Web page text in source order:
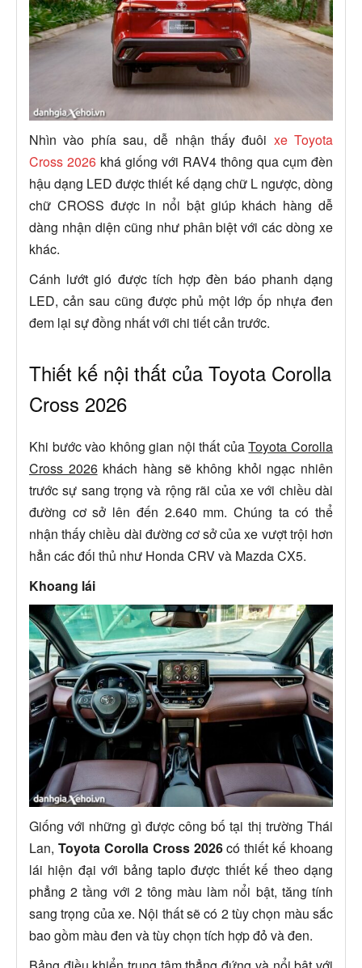
Nhìn vào phía sau, dễ nhận thấy đuôi xe Toyota
Cross 2026 khá giống với RAV4 thông qua cụm đèn
hậu dạng LED được thiết kế dạng chữ L ngược, dòng
chữ CROSS được in nổi bật giúp khách hàng dễ
dàng nhận diện cũng như phân biệt với các dòng xe
khác.
Cánh lướt gió được tích hợp đèn báo phanh dạng
LED, cản sau cũng được phủ một lớp ốp nhựa đen
đem lại sự đồng nhất với chi tiết cản trước.
Thiết kế nội thất của Toyota Corolla
Cross 2026
Khi bước vào không gian nội thất củaToyota Corolla
Cross 2026khách hàng sẽ không khỏi ngạc nhiên
trước sự sang trọng và rộng rãi của xe với chiều dài
đường cơ sở lên đến 2.640 mm. Chúng ta có thể
nhận thấy chiều dài đường cơ sở của xe vượt trội hơn
hẳn các đối thủ như Honda CRVvà Mazda CX5.
Khoang lái
Giống với những gì được công bố tại thị trường Thái
Lan, Toyota Corolla Cross 2026có thiết kế khoang
lái hiện đại với bảng taplo được thiết kế theo dạng
phẳng 2 tầng với 2 tông màu làm nổi bật, tăng tính
sang trọng của xe. Nội thất sẽ có 2 tùy chọn màu sắc
bao gồm màu đen và tùy chọn tích hợp đỏ và đen.